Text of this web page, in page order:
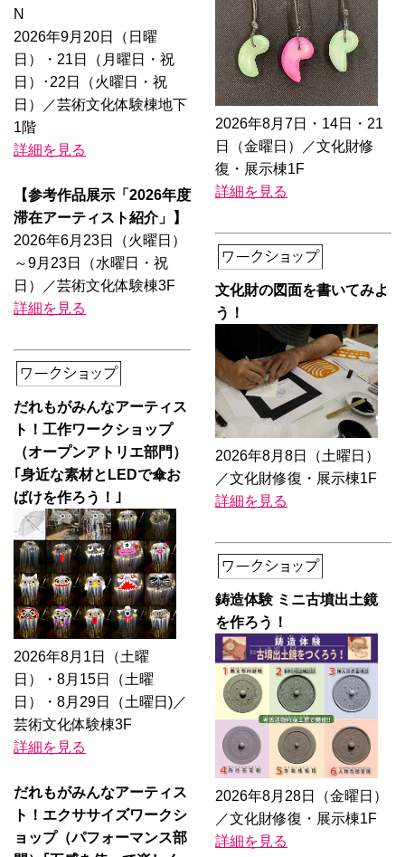
N
2026年9月20日（日曜
日）・21日（月曜日・祝
日）･22日（火曜日・祝
日）／芸術文化体験棟地下
1階
詳細を見る
【参考作品展示「2026年度
滞在アーティスト紹介」】
2026年6月23日（火曜日）
～9月23日（水曜日・祝
日）／芸術文化体験棟3F
詳細を見る
だれもがみんなアーティス
ト！工作ワークショップ
（オープンアトリエ部門）
｢身近な素材とLEDで傘お
ばけを作ろう！｣
2026年8月1日（土曜
日）・8月15日（土曜
日）・8月29日（土曜日)／
芸術文化体験棟3F
詳細を見る
だれもがみんなアーティス
ト！エクササイズワークシ
ョップ（パフォーマンス部
2026年8月7日・14日・21
日（金曜日）／文化財修
復・展示棟1F
詳細を見る
文化財の図面を書いてみよ
う！
2026年8月8日（土曜日）
／文化財修復・展示棟1F
詳細を見る
鋳造体験 ミニ古墳出土鏡
を作ろう！
2026年8月28日（金曜日）
／文化財修復・展示棟1F
詳細を見る